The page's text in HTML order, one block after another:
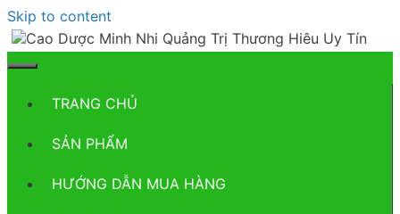
Skip to content
TRANG CHỦ
SẢN PHẨM
HƯỚNG DẪN MUA HÀNG